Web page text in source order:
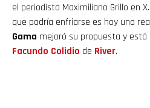
el periodista Maximiliano Grillo en
que podría enfriarse es hoy una
Gama mejoró su propuesta y está
Facundo Colidio de River.